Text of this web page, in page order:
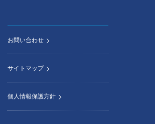
お問い合わせ
サイトマップ
個人情報保護方針